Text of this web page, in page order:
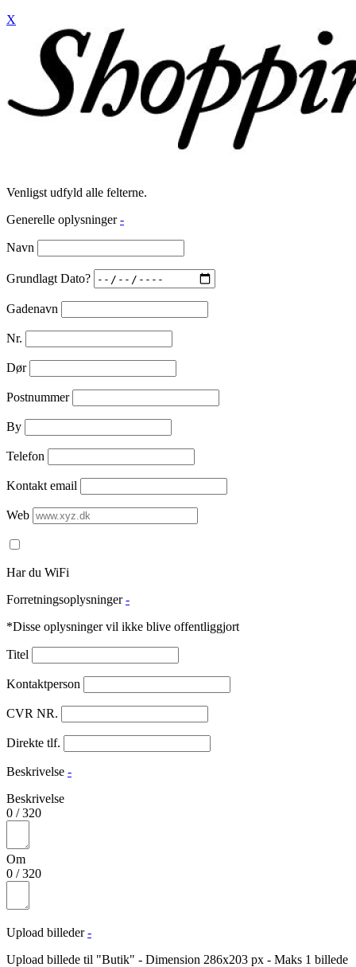
X
Venligst udfyld alle felterne.
Generelle oplysninger -
Navn
Grundlagt Dato?
Gadenavn
Nr.
Dør
Postnummer
By
Telefon
Kontakt email
Web
Har du WiFi
Forretningsoplysninger -
*Disse oplysninger vil ikke blive offentliggjort
Titel
Kontaktperson
CVR NR.
Direkte tlf.
Beskrivelse -
Beskrivelse
0 /320
Om
0 /320
Upload billeder -
Upload billede til "Butik" - Dimension 286x203 px - Maks 1 billede